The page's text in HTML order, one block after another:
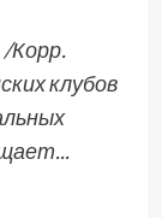
/Корр.
клубов